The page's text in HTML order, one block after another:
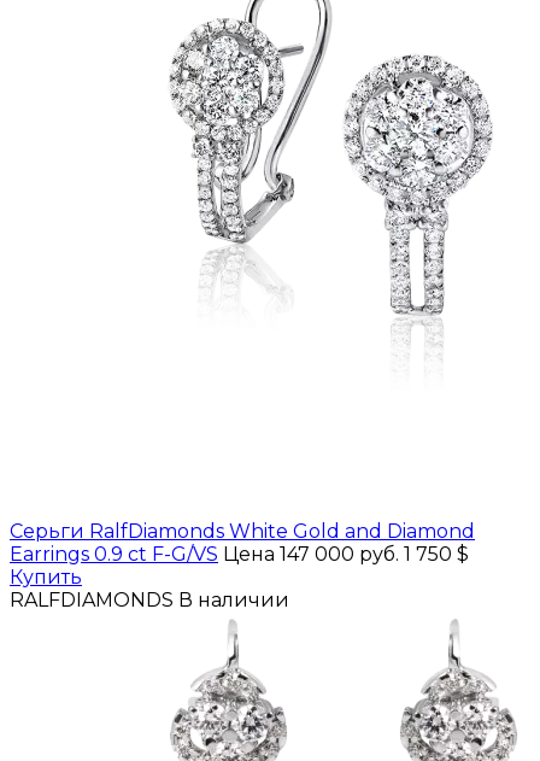
Серьги RalfDiamonds White Gold and Diamond
Earrings 0.9 ct F-G/VS Цена 147 000 руб. 1 750 $
Купить
RALFDIAMONDS В наличии